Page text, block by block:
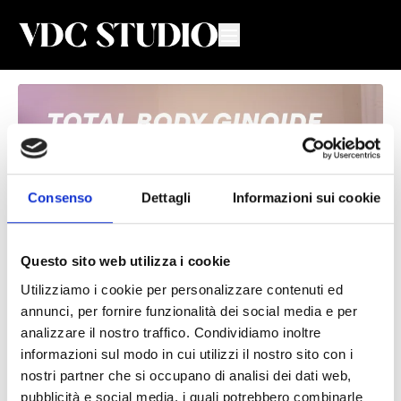
Consenso Dettagli Informazioni sui cookie
Questo sito web utilizza i cookie
Utilizziamo i cookie per personalizzare contenuti ed
annunci, per fornire funzionalità dei social media e per
analizzare il nostro traffico. Condividiamo inoltre
informazioni sul modo in cui utilizzi il nostro sito con i
nostri partner che si occupano di analisi dei dati web,
pubblicità e social media, i quali potrebbero combinarle
Total Body Ginoide #75
Lezione di Total Body per donne 🍐con Valeria e Valentina della